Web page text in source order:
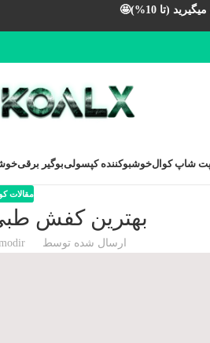
(تا 10%)🤩
پت شاپ کوالخوشبوکننده کپسولیبوگیر برقی
مقالات
بهترین کفش
ارسال شده توسط